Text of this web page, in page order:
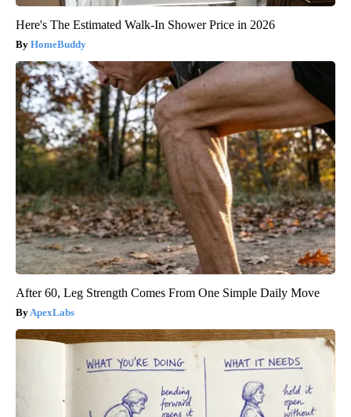
Here's The Estimated Walk-In Shower Price in 2026
HomeBuddy
After 60, Leg Strength Comes From One Simple Daily Move
ApexLabs